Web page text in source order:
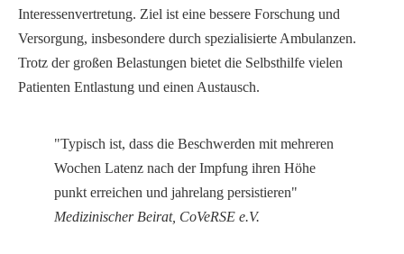
Interessenvertretung. Ziel ist eine bessere Forschung und
Versorgung, insbesondere durch spezialisierte Ambulanzen.
Trotz der großen Belastungen bietet die Selbsthilfe vielen
Patienten Entlastung und einen Austausch.
"Typisch ist, dass die Beschwerden mit mehreren
Wochen Latenz nach der Impfung ihren Höhe
punkt erreichen und jahrelang persistieren"
Medizinischer Beirat, CoVeRSE e.V.